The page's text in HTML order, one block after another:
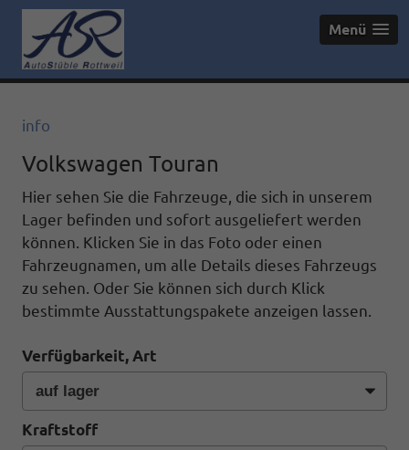
Menü
info
Volkswagen Touran
Hier sehen Sie die Fahrzeuge, die sich in unserem
Lager befinden und sofort ausgeliefert werden
können. Klicken Sie in das Foto oder einen
Fahrzeugnamen, um alle Details dieses Fahrzeugs
zu sehen. Oder Sie können sich durch Klick
bestimmte Ausstattungspakete anzeigen lassen.
Verfügbarkeit, Art
Kraftstoff